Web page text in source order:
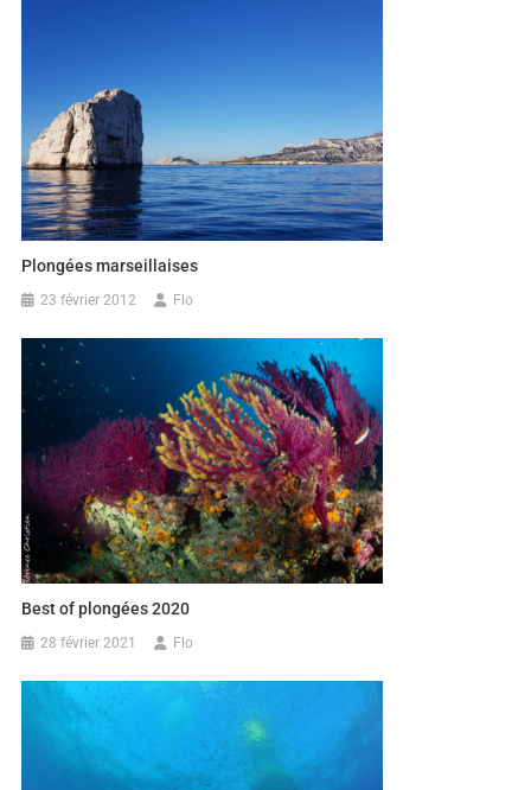
Plongées marseillaises
23 février 2012 Flo
Best of plongées 2020
28 février 2021 Flo